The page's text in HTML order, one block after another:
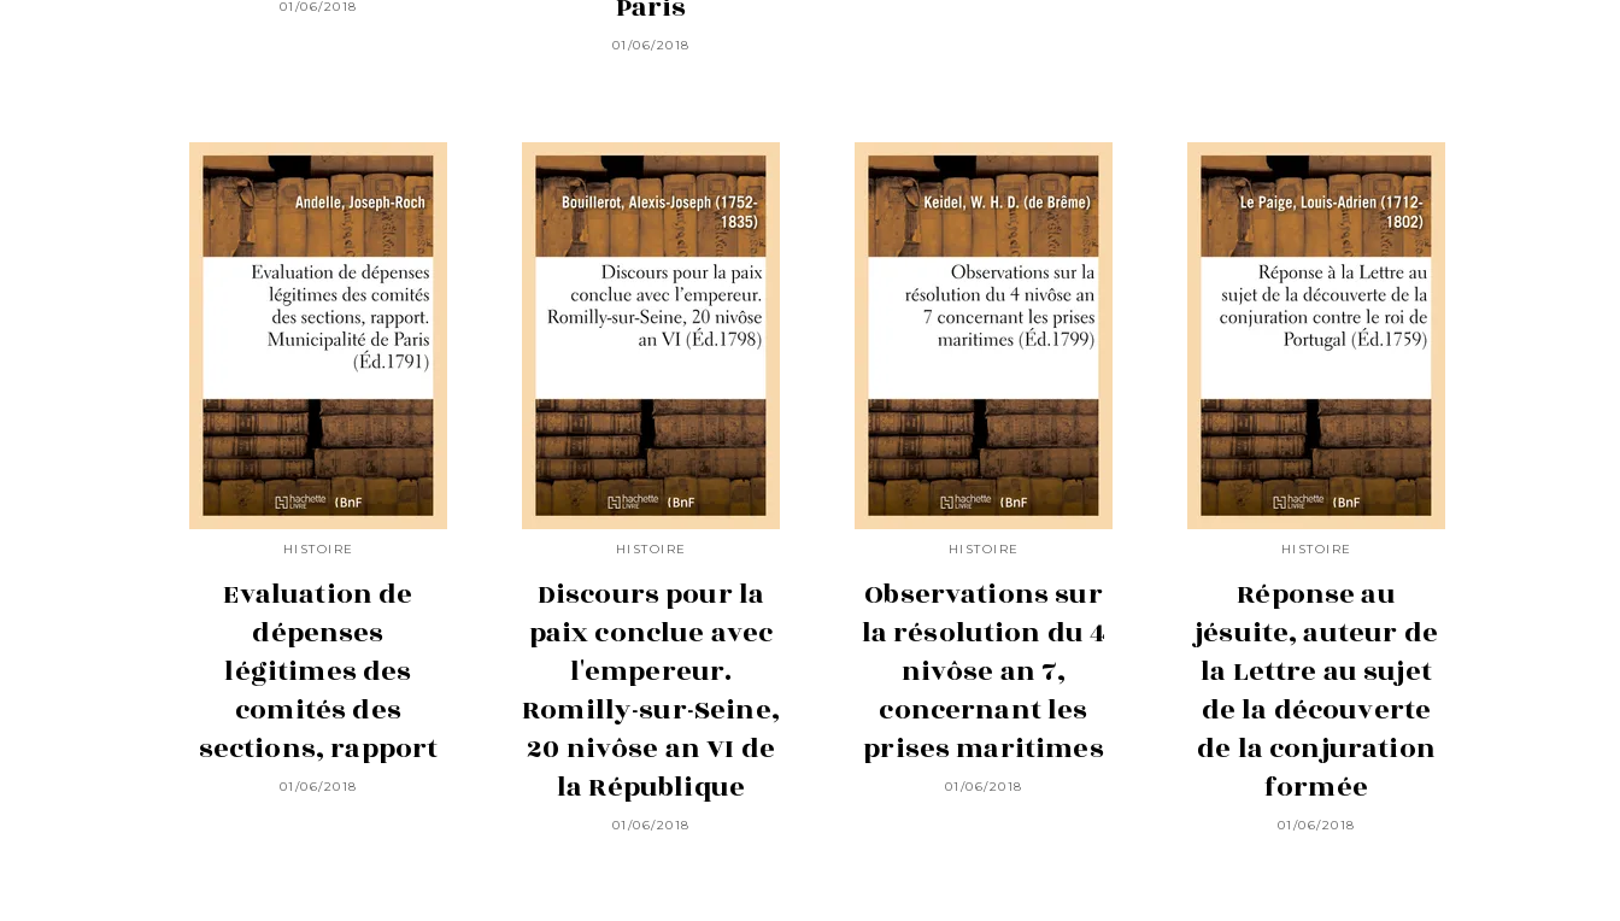
01/06/2018
01/06/2018
HISTOIRE
Evaluation de
dépenses
légitimes des
comités des
sections, rapport
01/06/2018
HISTOIRE
Discours pour la
paix conclue avec
l'empereur.
Romilly-sur-Seine,
20 nivôse an VI de
la République
01/06/2018
HISTOIRE
Observations sur
la résolution du 4
nivôse an 7,
concernant les
prises maritimes
01/06/2018
HISTOIRE
Réponse au
jésuite, auteur de
la Lettre au sujet
de la découverte
de la conjuration
formée
01/06/2018